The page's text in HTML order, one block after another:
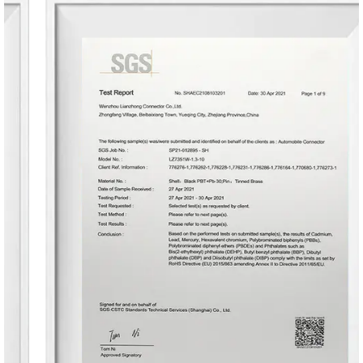
средств, обеспечение высокой эффективности и
производительности.
Модули управления кузовом (БКМ): управление
различными функциями транспортного средства,
такими как освещение, системы вентиляции и
кондиционирования воздуха и системы
безопасности, с высокой надежностью и
быстротой реагирования.
эффективной связи между зарядными станциями
электромобилей и бортовыми зарядными